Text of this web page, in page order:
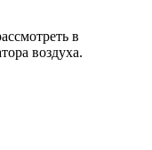
в
воздуха.